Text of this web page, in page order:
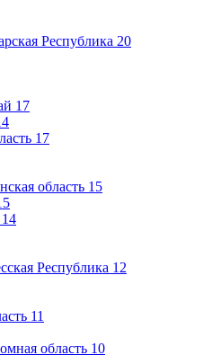
Республика 20
17
17
область 15
14
Республика 12
11
область 10